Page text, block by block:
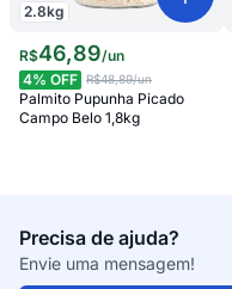
2.8kg
R$46,89/un
4% OFF R$48,89/un
Palmito Pupunha Picado
Campo Belo 1,8kg
Precisa de ajuda?
Envie uma mensagem!